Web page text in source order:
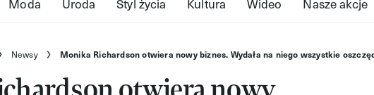
Newsy Monika Richardson otwiera nowy biznes. Wydała na niego wszystkie